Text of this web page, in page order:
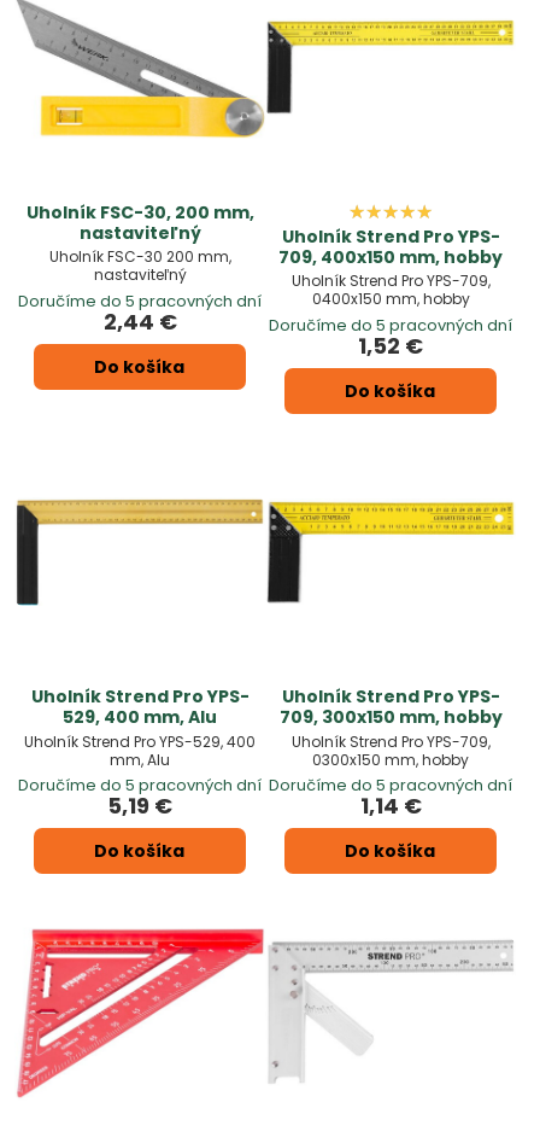
Uholník FSC-30, 200 mm,
nastaviteľný
Uholník FSC-30 200 mm,
nastaviteľný
Doručíme do 5 pracovných dní
2,44 €
Do košíka
Uholník Strend Pro YPS-
709, 400x150 mm, hobby
Uholník Strend Pro YPS-709,
0400x150 mm, hobby
Doručíme do 5 pracovných dní
1,52 €
Do košíka
Uholník Strend Pro YPS-
529, 400 mm, Alu
Uholník Strend Pro YPS-529, 400
mm, Alu
Doručíme do 5 pracovných dní
5,19 €
Do košíka
Uholník Strend Pro YPS-
709, 300x150 mm, hobby
Uholník Strend Pro YPS-709,
0300x150 mm, hobby
Doručíme do 5 pracovných dní
1,14 €
Do košíka